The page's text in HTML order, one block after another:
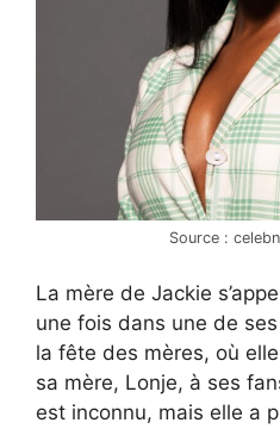
Source :
La mère de Jackie
une fois dans une de
la fête des mères, où
sa mère, Lonje, à ses
est inconnu, mais elle a